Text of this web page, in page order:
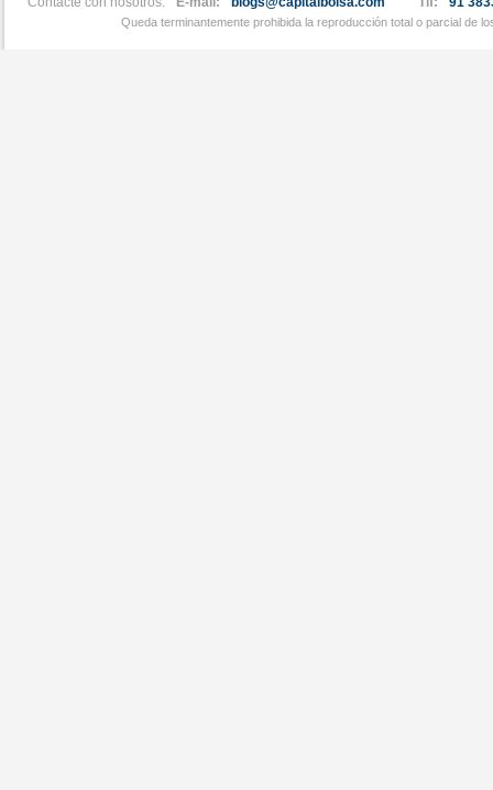
Queda terminantemente prohibida la reproducción total o parcial de